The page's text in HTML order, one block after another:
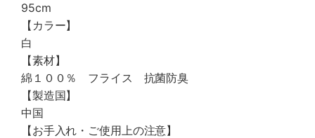
95cm
【カラー】
白
【素材】
綿１００％ フライス 抗菌防臭
【製造国】
中国
【お手入れ・ご使用上の注意】